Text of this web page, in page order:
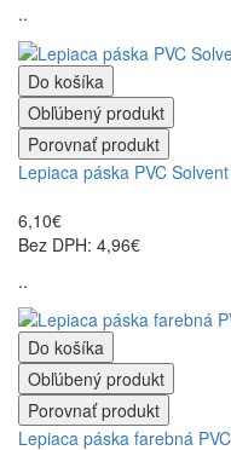
..
Do košíka
Obľúbený produkt
Porovnať produkt
Lepiaca páska PVC
6,10€
Bez DPH: 4,96€
..
Do košíka
Obľúbený produkt
Porovnať produkt
Lepiaca páska farebná